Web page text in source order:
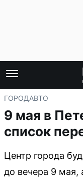
ГОРОДАВТО
9 мая в
список
Центр города
до вечера 9 мая,